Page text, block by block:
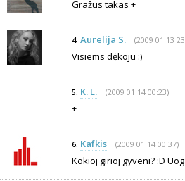
Gražus takas +
4. Aurelija S. (2009 01 13
Visiems dėkoju :)
5. K. L. (2009 01 14 00:23)
+
6. Kafkis (2009 01 14 00:37)
Kokioj girioj gyveni? :D